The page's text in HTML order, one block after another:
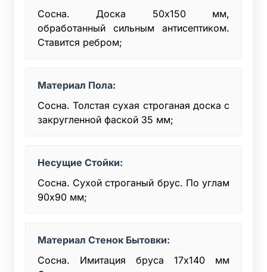
Сосна. Доска 50x150 мм,
обработанный сильным антисептиком.
Ставится ребром;
Материал Пола:
Сосна. Толстая сухая строганая доска с
закругленной фаской 35 мм;
Несущие Стойки:
Сосна. Сухой строганый брус. По углам
90х90 мм;
Материал Стенок Бытовки:
Сосна. Имитация бруса 17х140 мм